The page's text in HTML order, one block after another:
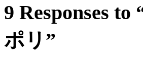
9 Responses
ポリ”